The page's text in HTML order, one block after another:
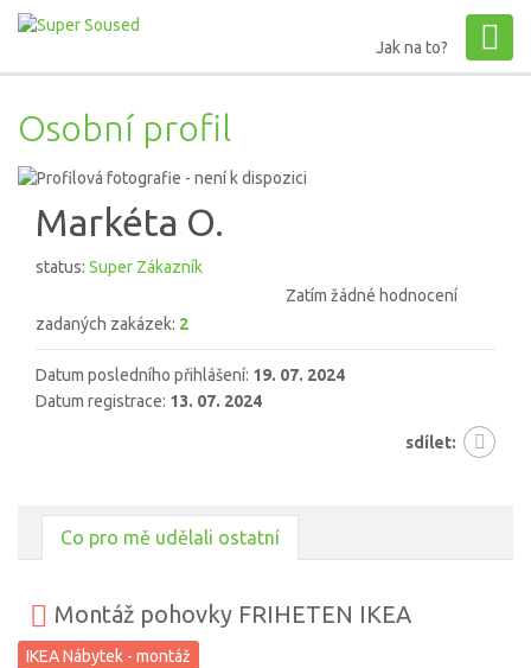
Jak na to?
Osobní profil
Markéta O.
status: Super Zákazník
Zatím žádné hodnocení
zadaných zakázek: 2
Datum posledního přihlášení: 19. 07. 2024
Datum registrace: 13. 07. 2024
sdílet:
Co pro mě udělali ostatní
Montáž pohovky FRIHETEN IKEA
IKEA Nábytek - montáž